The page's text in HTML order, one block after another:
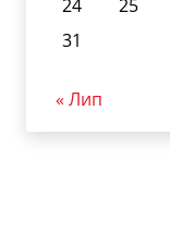
24
25
31
« Лип